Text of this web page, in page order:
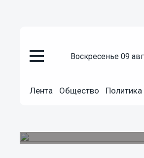
воскресенье 09
Лента Общество Политика
В Нижегородской